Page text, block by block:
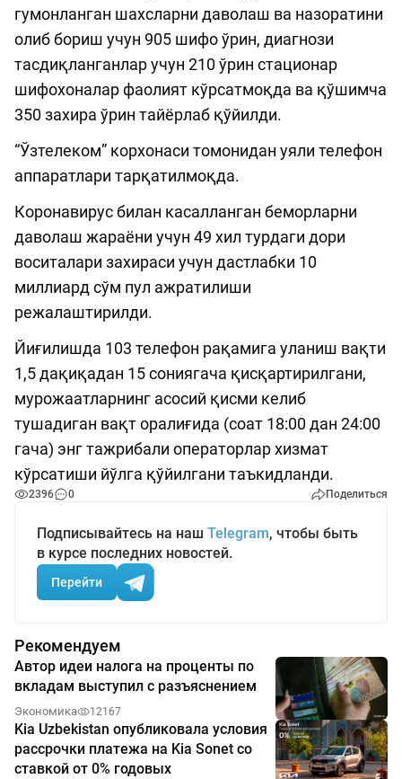
гумонланган шахсларни даволаш ва назоратини
олиб бориш учун 905 шифо ўрин, диагнози
тасдиқланганлар учун 210 ўрин стационар
шифохоналар фаолият кўрсатмоқда ва қўшимча
350 захира ўрин тайёрлаб қўйилди.
“Ўзтелеком” корхонаси томонидан уяли телефон
аппаратлари тарқатилмоқда.
Коронавирус билан касалланган беморларни
даволаш жараёни учун 49 хил турдаги дори
воситалари захираси учун дастлабки 10
миллиард сўм пул ажратилиши
режалаштирилди.
Йиғилишда 103 телефон рақамига уланиш вақти
1,5 дақиқадан 15 сониягача қисқартирилгани,
мурожаатларнинг асосий қисми келиб
тушадиган вақт оралиғида (соат 18:00 дан 24:00
гача) энг тажрибали операторлар хизмат
кўрсатиши йўлга қўйилгани таъкидланди.
2396 0 Поделиться
Подписывайтесь на наш Telegram, чтобы быть
в курсе последних новостей.
Перейти
Рекомендуем
Автор идеи налога на проценты по
вкладам выступил с разъяснением
Экономика 12167
Kia Uzbekistan опубликовала условия
рассрочки платежа на Kia Sonet со
ставкой от 0% годовых